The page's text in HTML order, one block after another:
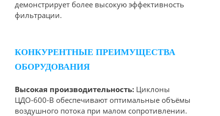
демонстрирует более высокую эффективность
фильтрации.
КОНКУРЕНТНЫЕ ПРЕИМУЩЕСТВА
ОБОРУДОВАНИЯ
Высокая производительность: Циклоны
ЦДО-600-В обеспечивают оптимальные объёмы
воздушного потока при малом сопротивлении.